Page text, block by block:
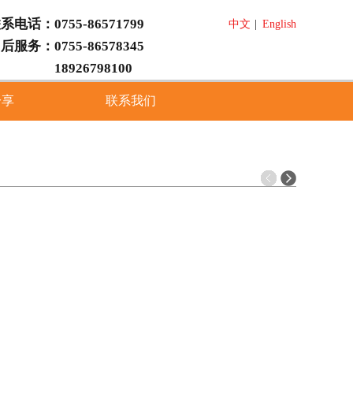
电话：0755-86571799
服务：0755-86578345
中文 English
联系我们